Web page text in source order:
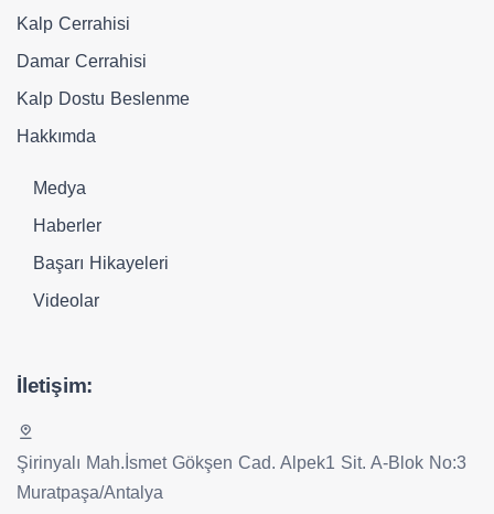
Kalp Cerrahisi
Damar Cerrahisi
Kalp Dostu Beslenme
Hakkımda
Medya
Haberler
Başarı Hikayeleri
Videolar
İletişim:
Şirinyalı Mah.İsmet Gökşen Cad. Alpek1 Sit. A-Blok No:3
Muratpaşa/Antalya